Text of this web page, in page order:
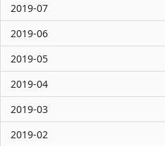
2019-07
2019-06
2019-05
2019-04
2019-03
2019-02